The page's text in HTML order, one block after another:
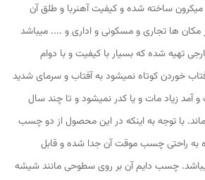
محصول با طلق شفاف 25 میکرون ساخته شده و کیفیت آهنربا و طلق آن
مکان ها تجاری و مسکونی و اداری و .... میباشد
تهیه شده که بسیار با کیفیت و با دوام
خوردن کوتاه نمیشود به آفتاب و سرمای شدید
و آمد زیاد مات و یا کدر نمیشود و تا چند سال
با توجه به اینکه در این محصول از دو چسب
به راحتی چسب موقت آن جدا شده و قابل
چسب دایم آن بر روی سطوحی مانند شیشه